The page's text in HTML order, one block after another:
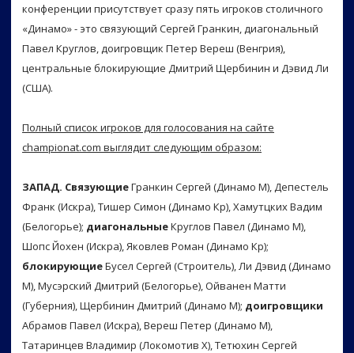
конференции присутствует сразу пять игроков столичного
«Динамо» - это связующий Сергей Гранкин, диагональный
Павел Круглов, доигровщик Петер Вереш (Венгрия),
центральные блокирующие Дмитрий Щербинин и Дэвид Ли
(США).
Полный список игроков для голосования на сайте
championat.com выглядит следующим образом:
ЗАПАД. СвязующиеГранкин Сергей (Динамо М), Депестель
Франк (Искра), Тишер Симон (Динамо Кр), Хамутцких Вадим
(Белогорье); диагональныеКруглов Павел (Динамо М),
Шопс Йохен (Искра), Яковлев Роман (Динамо Кр);
блокирующиеБусел Сергей (Строитель), Ли Дэвид (Динамо
М), Мусэрский Дмитрий (Белогорье), Ойванен Матти
(Губерния), Щербинин Дмитрий (Динамо М); доигровщики
Абрамов Павел (Искра), Вереш Петер (Динамо М),
Татаринцев Владимир (Локомотив Х), Тетюхин Сергей